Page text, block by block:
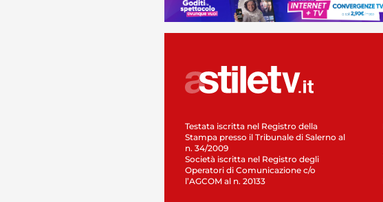
Testata iscritta nel Registro della
Stampa presso il Tribunale di Salerno al
n. 34/2009
Società iscritta nel Registro degli
Operatori di Comunicazione c/o
l’AGCOM al n. 20133